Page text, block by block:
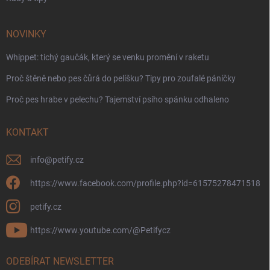
NOVINKY
Whippet: tichý gaučák, který se venku promění v raketu
Proč štěně nebo pes čůrá do pelíšku? Tipy pro zoufalé páníčky
Proč pes hrabe v pelechu? Tajemství psího spánku odhaleno
KONTAKT
info@petify.cz
https://www.facebook.com/profile.php?id=61575278471518
petify.cz
https://www.youtube.com/@Petifycz
ODEBÍRAT NEWSLETTER